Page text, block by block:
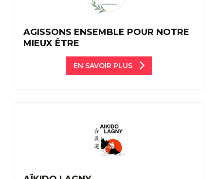
AGISSONS ENSEMBLE POUR NOTRE
MIEUX ÊTRE
EN SAVOIR PLUS